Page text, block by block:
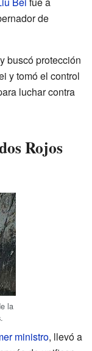
de
y buscó protección
y tomó el control
luchar contra
Rojos
la
ministro, llevó a